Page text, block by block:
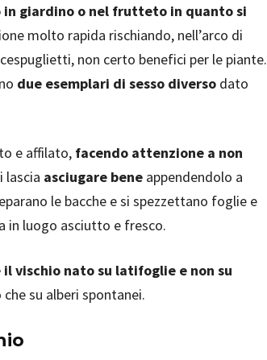
in giardino o nel frutteto in quanto si
molto rapida rischiando, nell’arco di
non certo benefici per le piante.
due esemplari di sesso diverso dato
e affilato, facendo attenzione a non
lascia asciugare bene appendendolo a
le bacche e si spezzettano foglie e
in luogo asciutto e fresco.
vischio nato su latifoglie e non su
su alberi spontanei.